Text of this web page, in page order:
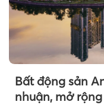
Bất động sản
nhuận, mở